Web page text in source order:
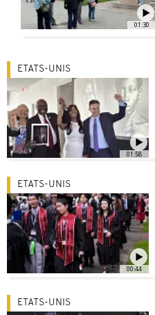
01:30
01:58
ETATS-UNIS
00:44
ETATS-UNIS
ETATS-UNIS